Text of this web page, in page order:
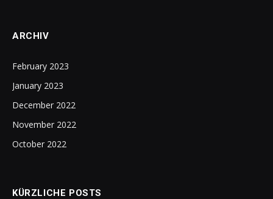
ARCHIV
February 2023
January 2023
December 2022
November 2022
October 2022
KÜRZLICHE POSTS